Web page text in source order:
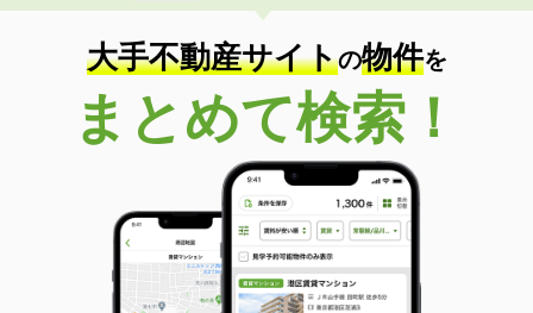
大手不動産サイトの物件を
まとめて検索！